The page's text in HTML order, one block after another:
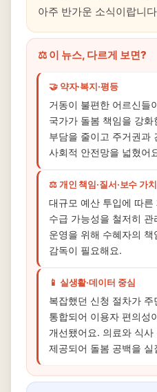
아주 반가운 소식이랍니
⚖️ 이 뉴스, 다르게 보면?
🤝 약자·복지·평등
거동이 불편한 어르신들
국가가 돌봄 책임을 강화
부담을 줄이고 주거권과
사회적 안전망을 넓혔어
⚖️ 개인 책임·질서·보수 가치
대규모 예산 투입에 따
수급 가능성을 철저히
운영을 위해 수혜자의
감독이 필요해요.
📱 실생활·데이터 중심
복잡했던 신청 절차가 주
통합되어 이용자 편의성
개선됐어요. 의료와 식
제공되어 돌봄 공백을 실